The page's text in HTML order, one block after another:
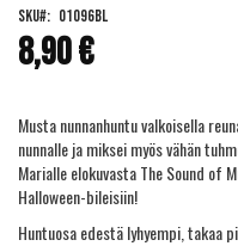
the
images
gallery
8,90 €
SKU
01096BL
Musta nunnanhuntu valkoisella
nunnalle ja miksei myös vähän
Marialle elokuvasta The Sound of
Halloween-bileisiin!
Huntuosa edestä lyhyempi, takaa